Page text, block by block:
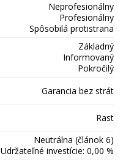
Neprofesionálny
Profesionálny
Spôsobilá protistrana
Základný
Informovaný
Pokročilý
Garancia bez strát
Rast
Neutrálna (článok 6)
Udržateľné investície: 0,00 %